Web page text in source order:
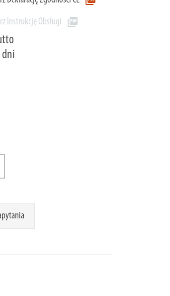
Instrukcję Obsługi picture_as_pdf
dni